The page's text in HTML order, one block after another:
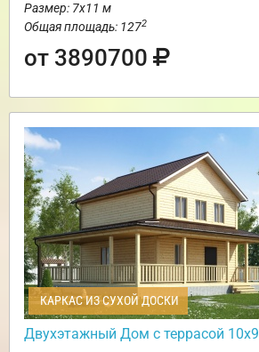
Размер: 7х11 м
Общая площадь: 1272
от 3890700
КАРКАС ИЗ СУХОЙ ДОСКИ
Двухэтажный Дом с террасой 10х9